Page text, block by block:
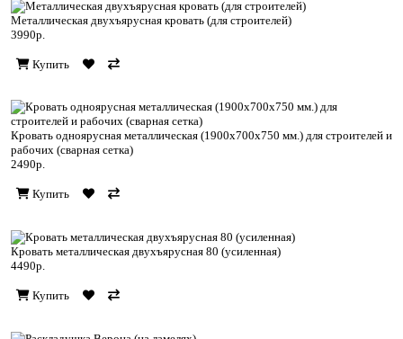
Металлическая двухъярусная кровать (для строителей)
3990р.
Купить
Кровать одноярусная металлическая (1900х700х750 мм.) для строителей и
рабочих (сварная сетка)
2490р.
Купить
Кровать металлическая двухъярусная 80 (усиленная)
4490р.
Купить